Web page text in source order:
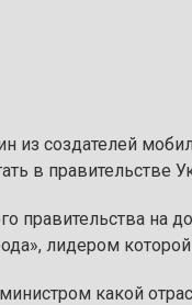
создателей
в правительстве
правительства на
лидером
какой